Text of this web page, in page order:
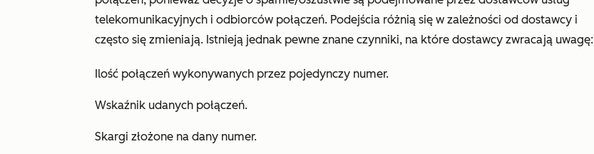
telekomunikacyjnych i odbiorców połączeń. Podejścia różnią się w zależności od dostawcy i
często się zmieniają. Istnieją jednak pewne znane czynniki, na które dostawcy zwracają uwagę:
Ilość połączeń wykonywanych przez pojedynczy numer.
Wskaźnik udanych połączeń.
Skargi złożone na dany numer.